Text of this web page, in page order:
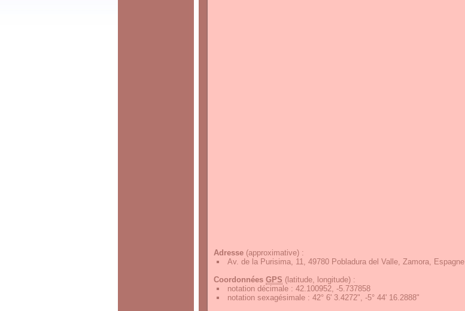
Adresse (approximative) :
Av. de la Purisima, 11, 49780 Pobladura del Valle, Zamora, Espagne
Coordonnées GPS (latitude, longitude) :
notation décimale : 42.100952, -5.737858
notation sexagésimale : 42° 6' 3.4272", -5° 44' 16.2888"